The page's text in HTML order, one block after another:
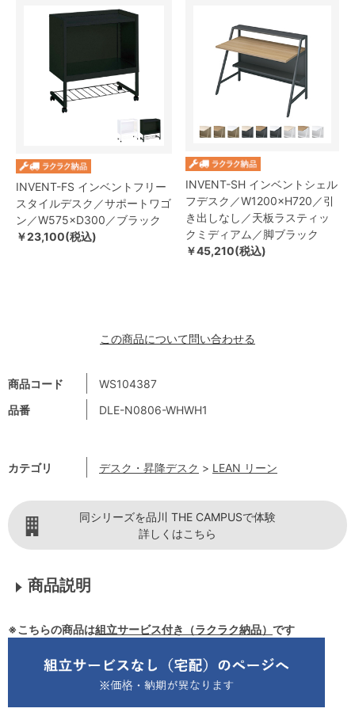
商品コード
WS104387
品番
DLE-N0806-WHWH1
カテゴリ デスク・昇降デスク > LEAN リーン
INVENT-FS インベントフリー
スタイルデスク／サポートワゴ
ン／W575×D300／ブラック
￥23,100(税込)
INVENT-SH インベントシェル
フデスク／W1200×H720／引
き出しなし／天板ラスティッ
クミディアム／脚ブラック
￥45,210(税込)
この商品について問い合わせる
同シリーズを品川 THE CAMPUSで体験
詳しくはこちら
商品説明
※こちらの商品は組立サービス付き（ラクラク納品） です